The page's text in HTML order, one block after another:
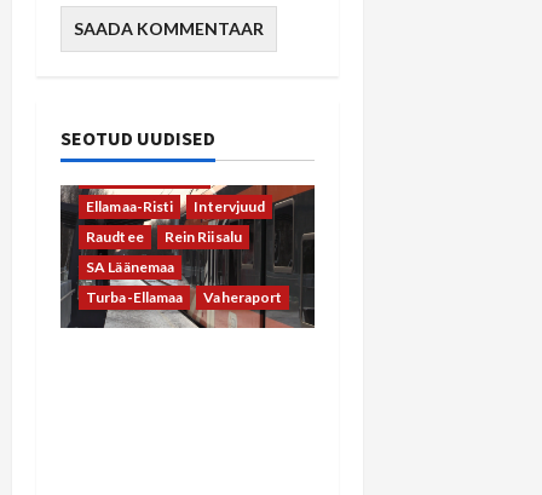
SEOTUD UUDISED
Ellamaa-Risti
Intervjuud
Raudtee
Rein Riisalu
SA Läänemaa
Turba-Ellamaa
Vaheraport